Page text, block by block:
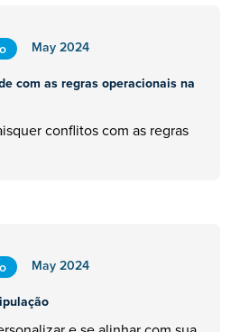
May 2024
com as regras operacionais na
conflitos com as regras
May 2024